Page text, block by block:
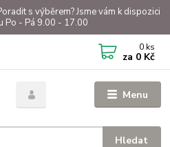
s výběrem? Jsme vám k dispozici
Po - Pá 9.00 - 17.00
Menu
Hledat
0 ks
za 0 Kč